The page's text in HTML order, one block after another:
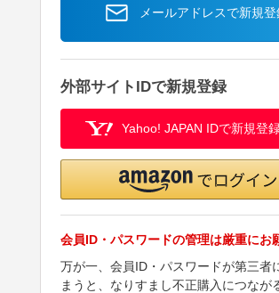
メールアドレスで新規登
外部サイトIDで新規登録
Yahoo! JAPAN IDで新規登
会員ID・パスワードの管理は厳重にお
万が一、会員ID・パスワードが第三者
まうと、なりすまし不正購入につなが